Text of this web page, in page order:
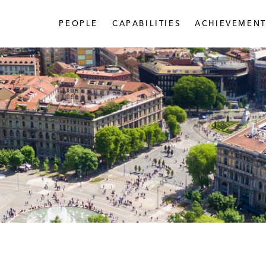
PEOPLE CAPABILITIES